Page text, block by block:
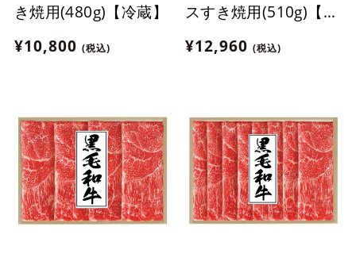
き焼用(480g)【冷蔵】
¥10,800 (税込)
スすき焼用(510g)【冷
蔵】
¥12,960 (税込)